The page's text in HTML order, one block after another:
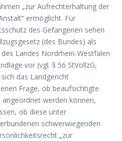
„zur Aufrechterhaltung der
ermöglicht. Für
des Gefangenen sehen
(des Bundes) als
Landes Nordrhein-Westfalen
vor (vgl. § 56 StVollzG,
das Landgericht
Frage, ob beaufsichtigte
werden können,
ob diese unter
schwerwiegenden
„zur